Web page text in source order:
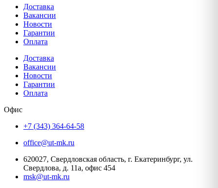
Доставка
Вакансии
Новости
Гарантии
Оплата
Доставка
Вакансии
Новости
Гарантии
Оплата
Офис
+7 (343) 364-64-58
office@ut-mk.ru
620027, Свердловская область, г. Екатеринбург, ул.
Свердлова, д. 11а, офис 454
msk@ut-mk.ru